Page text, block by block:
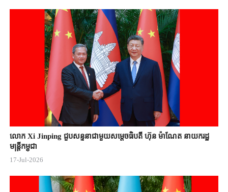
លោក Xi Jinping ជួបសន្ទនាជាមួយសម្តេចធិបតី ហ៊ុន ម៉ាណែត នាយករដ្ឋ
មន្ត្រីកម្ពុជា
17-Jul-2026